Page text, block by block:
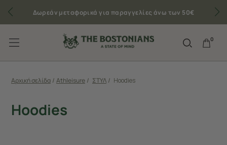
Δωρεάν μεταφορικά για παραγγελίες άνω των 50€
0
Αρχική σελίδα / Athleisure / ΣΤΥΛ / Hoodies
Hoodies